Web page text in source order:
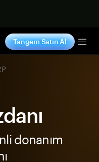
Tangem Satın Al
donanım